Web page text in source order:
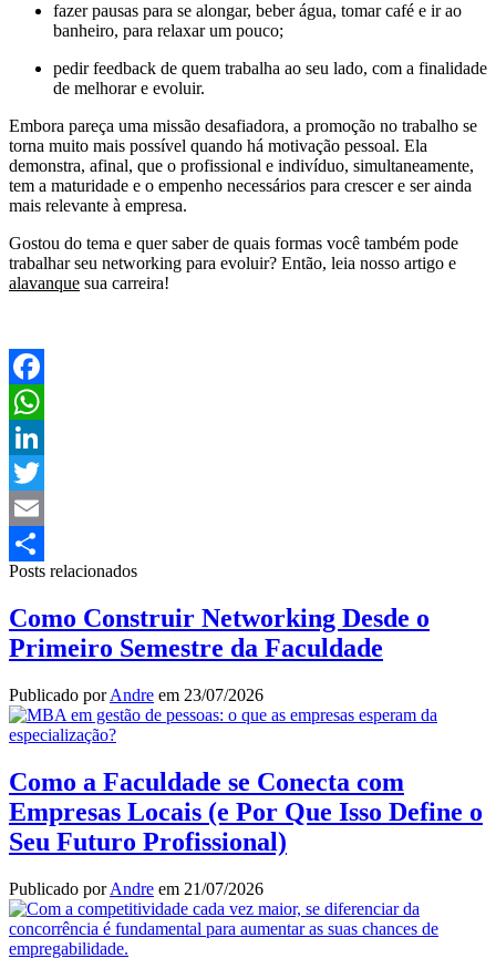
fazer pausas para se alongar, beber água, tomar café e ir ao
banheiro, para relaxar um pouco;
pedir feedback de quem trabalha ao seu lado, com a finalidade
de melhorar e evoluir.
Embora pareça uma missão desafiadora, a promoção no trabalho se
torna muito mais possível quando há motivação pessoal. Ela
demonstra, afinal, que o profissional e indivíduo, simultaneamente,
tem a maturidade e o empenho necessários para crescer e ser ainda
mais relevante à empresa.
Gostou do tema e quer saber de quais formas você também pode
trabalhar seu networking para evoluir? Então, leia nosso artigo e
alavanque sua carreira!
Facebook
WhatsApp
LinkedIn
Twitter
Email
Share
Posts relacionados
Como Construir Networking Desde o
Primeiro Semestre da Faculdade
Publicado porAndre em 23/07/2026
Como a Faculdade se Conecta com
Empresas Locais (e Por Que Isso Define o
Seu Futuro Profissional)
Publicado porAndre em 21/07/2026